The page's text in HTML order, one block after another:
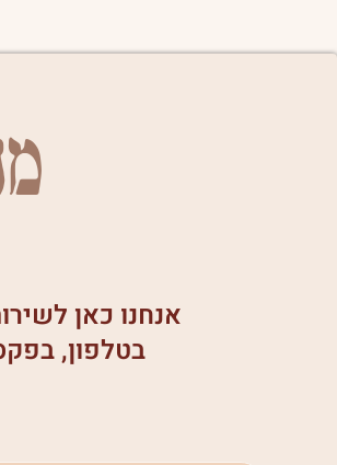
אנחנו כאן
בטלפון,